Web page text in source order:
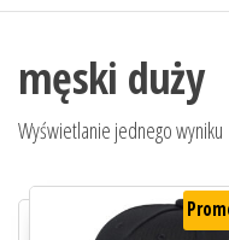
męski duży
Wyświetlanie jednego wyniku